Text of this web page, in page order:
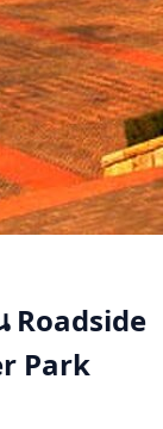
Roadside
Park